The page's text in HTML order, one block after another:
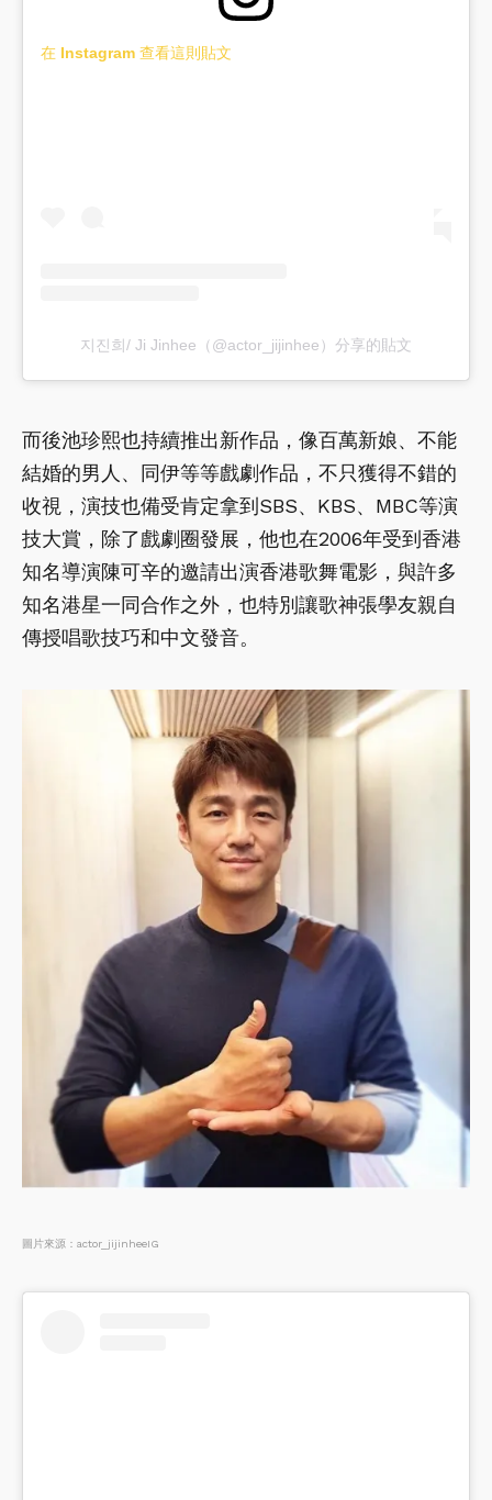
在 Instagram 查看這則貼文
지진희/ Ji Jinhee（@actor_jijinhee）分享的貼文
而後池珍熙也持續推出新作品，像百萬新娘、不能
結婚的男人、同伊等等戲劇作品，不只獲得不錯的
收視，演技也備受肯定拿到SBS、KBS、MBC等演
技大賞，除了戲劇圈發展，他也在2006年受到香港
知名導演陳可辛的邀請出演香港歌舞電影，與許多
知名港星一同合作之外，也特別讓歌神張學友親自
傳授唱歌技巧和中文發音。
圖片來源：actor_jijinheeIG